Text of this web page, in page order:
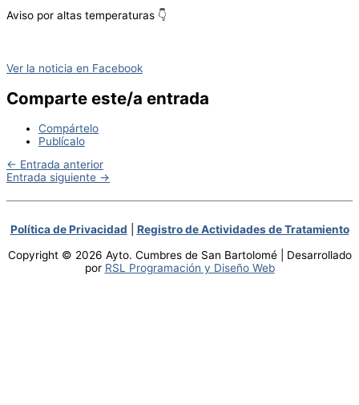
Aviso por altas temperaturas 👇
Ver la noticia en Facebook
Comparte este/a entrada
Compártelo
Publícalo
← Entrada anterior
Entrada siguiente →
Política de Privacidad
Registro de Actividades de Tratamiento
Copyright © 2026 Ayto. Cumbres de San Bartolomé | Desarrollado
por RSL Programación y Diseño Web